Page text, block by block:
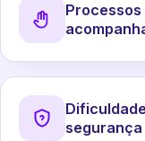
Processos
segurança